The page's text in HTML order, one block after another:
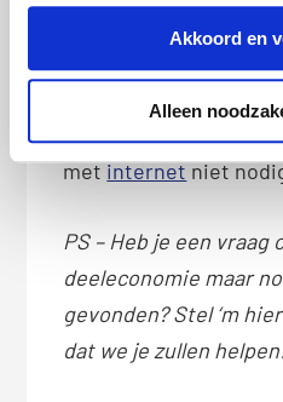
Akkoord en
Alleen
deelsites kun je
dus steeds beter in
afgaan op de blauwe
metinternetniet
PS – Heb je een vraag
deeleconomie maar
gevonden? Stel ‘m
dat we je zullen